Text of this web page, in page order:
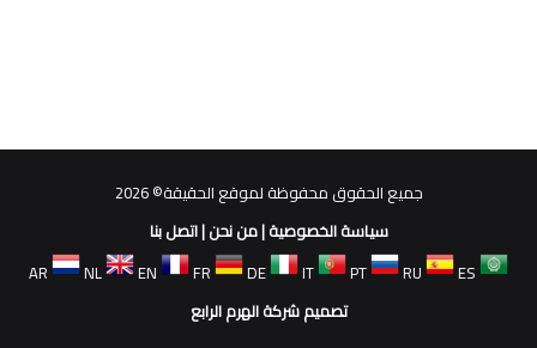
جميع الحقوق محفوظة لموقع الحقيقة© 2026
سياسة الخصوصية|من نحن|اتصل بنا
AR
NL EN FR DE IT PT RU
ES
تصميم شركة الهرم الرابع